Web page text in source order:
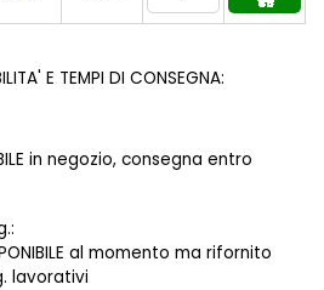
E TEMPI DI CONSEGNA:
in negozio, consegna entro
al momento ma rifornito
lavorativi